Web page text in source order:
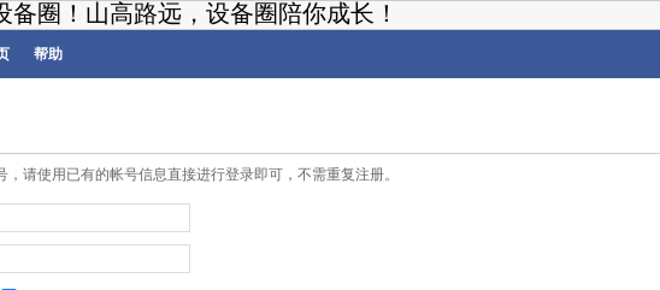
备圈！山高路远，设备圈陪你成长！
帮助
请使用已有的帐号信息直接进行登录即可，不需重复注册。